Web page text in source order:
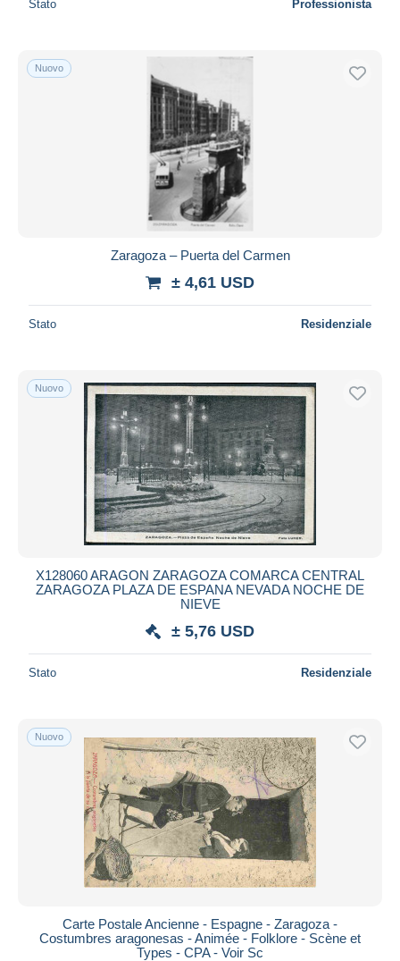
Stato Professionista
Nuovo
Zaragoza – Puerta del Carmen
± 4,61 USD
Stato Residenziale
Nuovo
X128060 ARAGON ZARAGOZA COMARCA CENTRAL
ZARAGOZA PLAZA DE ESPANA NEVADA NOCHE DE
NIEVE
± 5,76 USD
Stato Residenziale
Nuovo
Carte Postale Ancienne - Espagne - Zaragoza -
Costumbres aragonesas - Animée - Folklore - Scène et
Types - CPA - Voir Sc